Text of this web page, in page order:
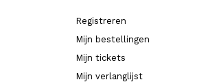
Registreren
Mijn bestellingen
Mijn tickets
Mijn verlanglijst